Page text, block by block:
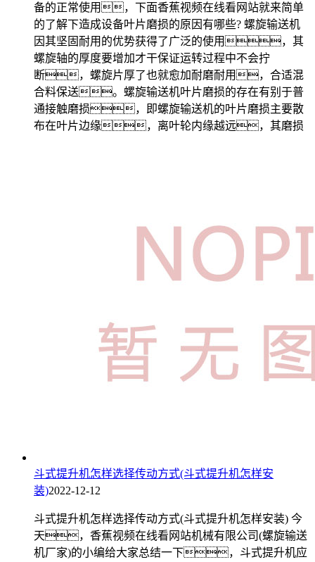
备的正常使用，下面香蕉视频在线看网站就来简单
的了解下造成设备叶片磨损的原因有哪些? 螺旋输送机
因其坚固耐用的优势获得了广泛的使用，其
螺旋轴的厚度要增加才干保证运转过程中不会拧
断，螺旋片厚了也就愈加耐磨耐用，合适混
合料保送。螺旋输送机叶片磨损的存在有别于普
通接触磨损，即螺旋输送机的叶片磨损主要散
布在叶片边缘，离叶轮内缘越远，其磨损
斗式提升机怎样选择传动方式(斗式提升机怎样安
装)2022-12-12
斗式提升机怎样选择传动方式(斗式提升机怎样安装) 今
天，香蕉视频在线看网站机械有限公司(螺旋输送
机厂家)的小编给大家总结一下，斗式提升机应